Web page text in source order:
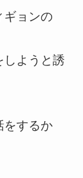
ギョンの
しようと誘
をするか